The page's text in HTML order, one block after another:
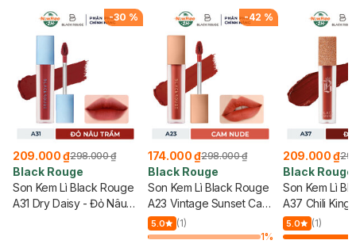
-30 %
209.000 ₫298.000 ₫
Black Rouge
Son Kem Lì Black Rouge
A31 Dry Daisy - Đỏ Nâu
-42 %
174.000 ₫298.000 ₫
Black Rouge
Son Kem Lì Black Rouge
A23 Vintage Sunset Cam
Da Pha Nâu 4.5g
5.0
(1)
1%
209.000 ₫
Black Rouge
Son Kem Lì
A37 Chili King
Đất 4.5g
5.0 (1)